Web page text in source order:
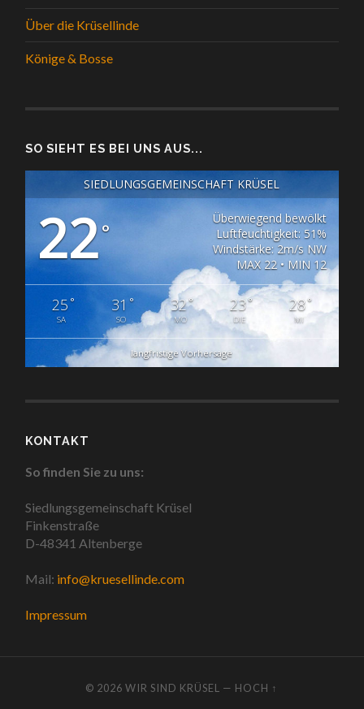
Über die Krüsellinde
Könige & Bosse
SO SIEHT ES BEI UNS AUS...
SIEDLUNGSGEMEINSCHAFT KRÜSEL
22°
Überwiegend bewölkt
Luftfeuchtigkeit: 51%
Windstärke: 2m/s NW
MAX 22 • MIN 12
25°
SA
31 °
SO
32°
MO
23°
DIE
28°
MI
langfristige Vorhersage
KONTAKT
So finden Sie zu uns:
Siedlungsgemeinschaft Krüsel
Finkenstraße
D-48341 Altenberge
Mail: info@kruesellinde.com
Impressum
© 2026WIR SIND KRÜSEL — HOCH ↑